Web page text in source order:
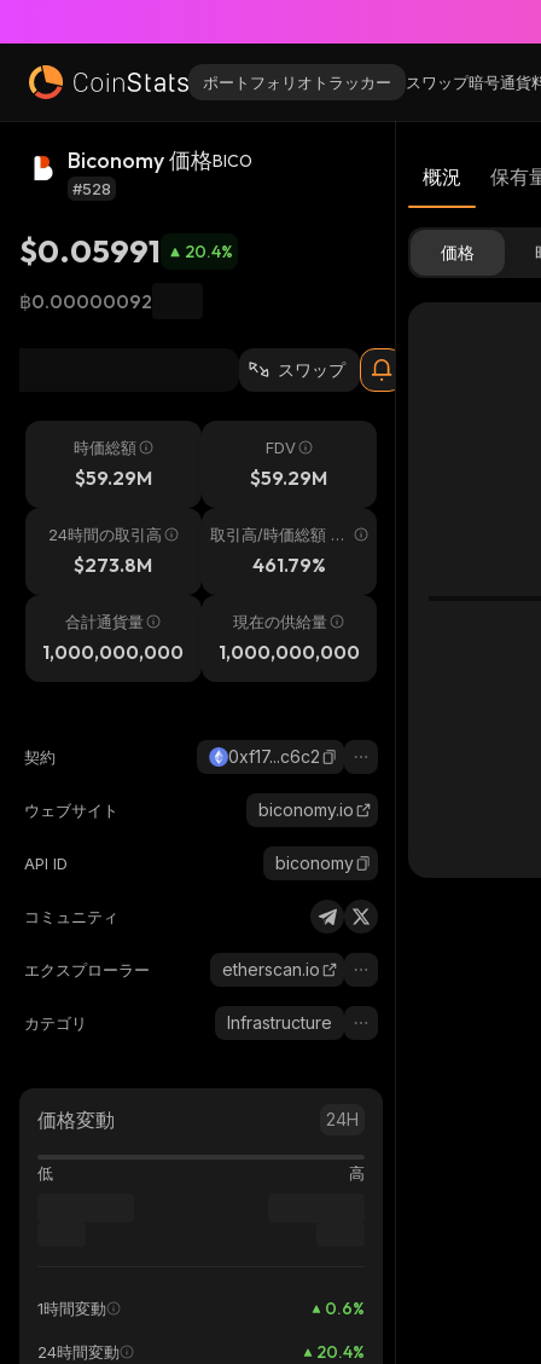
ポートフォリオトラッカー スワップ暗号通貨
Biconomy 価格BICO
#528
$0.05991 20.4%
฿0.00000092
スワップ
時価総額
$59.29M
FDV
$59.29M
24時間の取引高
$273.8M
取引高/時価総額 24
461.79%
合計通貨量
1,000,000,000
現在の供給量
1,000,000,000
契約 0xf17...c6c2
ウェブサイト biconomy.io
API ID biconomy
コミュニティ
エクスプローラー etherscan.io
カテゴリ Infrastructure
価格変動 24H
低 高
1時間変動 0.6%
24時間変動 20.4%
概況 保有
価格